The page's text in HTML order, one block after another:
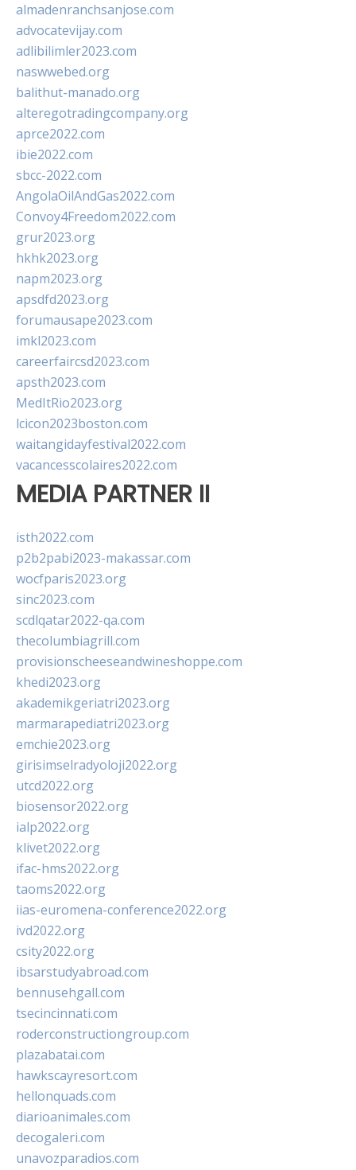
almadenranchsanjose.com
advocatevijay.com
adlibilimler2023.com
naswwebed.org
balithut-manado.org
alteregotradingcompany.org
aprce2022.com
ibie2022.com
sbcc-2022.com
AngolaOilAndGas2022.com
Convoy4Freedom2022.com
grur2023.org
hkhk2023.org
napm2023.org
apsdfd2023.org
forumausape2023.com
imkl2023.com
careerfaircsd2023.com
apsth2023.com
MedItRio2023.org
lcicon2023boston.com
waitangidayfestival2022.com
vacancesscolaires2022.com
MEDIA PARTNER II
isth2022.com
p2b2pabi2023-makassar.com
wocfparis2023.org
sinc2023.com
scdlqatar2022-qa.com
thecolumbiagrill.com
provisionscheeseandwineshoppe.com
khedi2023.org
akademikgeriatri2023.org
marmarapediatri2023.org
emchie2023.org
girisimselradyoloji2022.org
utcd2022.org
biosensor2022.org
ialp2022.org
klivet2022.org
ifac-hms2022.org
taoms2022.org
iias-euromena-conference2022.org
ivd2022.org
csity2022.org
ibsarstudyabroad.com
bennusehgall.com
tsecincinnati.com
roderconstructiongroup.com
plazabatai.com
hawkscayresort.com
hellonquads.com
diarioanimales.com
decogaleri.com
unavozparadios.com